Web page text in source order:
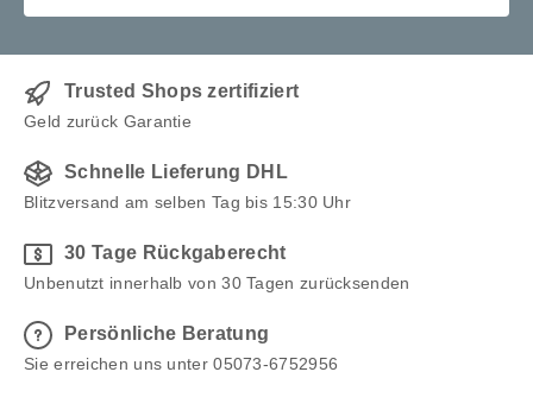
Trusted Shops zertifiziert
Geld zurück Garantie
Schnelle Lieferung DHL
Blitzversand am selben Tag bis 15:30 Uhr
30 Tage Rückgaberecht
Unbenutzt innerhalb von 30 Tagen zurücksenden
Persönliche Beratung
Sie erreichen uns unter 05073-6752956